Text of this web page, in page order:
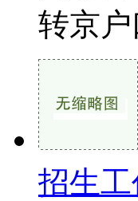
转京户
招生